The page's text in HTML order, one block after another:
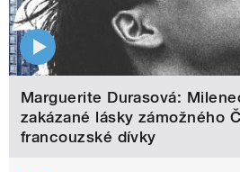
Marguerite Durasová:
zakázané lásky zámožného
francouzské dívky